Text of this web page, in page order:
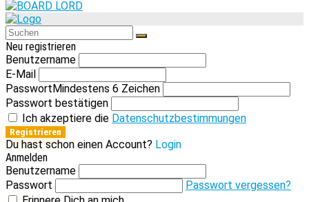
Neu registrieren
Benutzername
E-Mail
PasswortMindestens 6 Zeichen
Passwort bestätigen
Ich akzeptiere die Datenschutzbestimmungen
Registrieren
Du hast schon einen Account? Login
Anmelden
Benutzername
Passwort
Passwort vergessen?